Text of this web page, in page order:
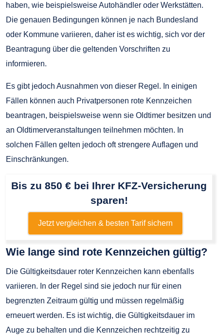
haben, wie beispielsweise Autohändler oder Werkstätten.
Die genauen Bedingungen können je nach Bundesland
oder Kommune variieren, daher ist es wichtig, sich vor der
Beantragung über die geltenden Vorschriften zu
informieren.
Es gibt jedoch Ausnahmen von dieser Regel. In einigen
Fällen können auch Privatpersonen rote Kennzeichen
beantragen, beispielsweise wenn sie Oldtimer besitzen und
an Oldtimerveranstaltungen teilnehmen möchten. In
solchen Fällen gelten jedoch oft strengere Auflagen und
Einschränkungen.
Bis zu 850 € bei Ihrer KFZ-Versicherung
sparen!
Jetzt vergleichen & besten Tarif sichern
Wie lange sind rote Kennzeichen gültig?
Die Gültigkeitsdauer roter Kennzeichen kann ebenfalls
variieren. In der Regel sind sie jedoch nur für einen
begrenzten Zeitraum gültig und müssen regelmäßig
erneuert werden. Es ist wichtig, die Gültigkeitsdauer im
Auge zu behalten und die Kennzeichen rechtzeitig zu